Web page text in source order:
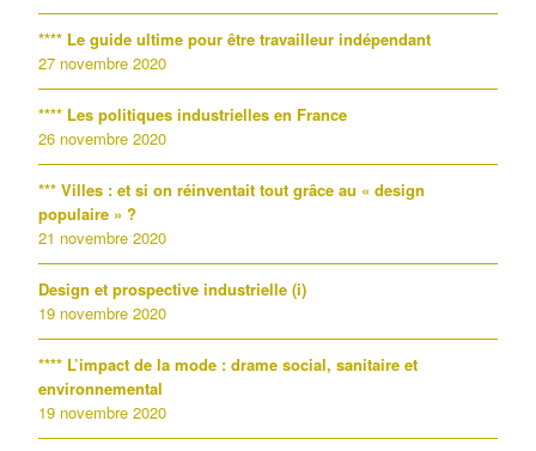
**** Le guide ultime pour être travailleur indépendant
27 novembre 2020
**** Les politiques industrielles en France
26 novembre 2020
*** Villes : et si on réinventait tout grâce au « design
populaire » ?
21 novembre 2020
Design et prospective industrielle (i)
19 novembre 2020
**** L’impact de la mode : drame social, sanitaire et
environnemental
19 novembre 2020